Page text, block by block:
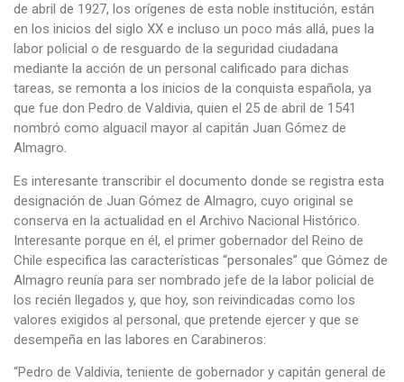
de abril de 1927, los orígenes de esta noble institución, están
en los inicios del siglo XX e incluso un poco más allá, pues la
labor policial o de resguardo de la seguridad ciudadana
mediante la acción de un personal calificado para dichas
tareas, se remonta a los inicios de la conquista española, ya
que fue don Pedro de Valdivia, quien el 25 de abril de 1541
nombró como alguacil mayor al capitán Juan Gómez de
Almagro.
Es interesante transcribir el documento donde se registra esta
designación de Juan Gómez de Almagro, cuyo original se
conserva en la actualidad en el Archivo Nacional Histórico.
Interesante porque en él, el primer gobernador del Reino de
Chile especifica las características “personales” que Gómez de
Almagro reunía para ser nombrado jefe de la labor policial de
los recién llegados y, que hoy, son reivindicadas como los
valores exigidos al personal, que pretende ejercer y que se
desempeña en las labores en Carabineros:
“Pedro de Valdivia, teniente de gobernador y capitán general de